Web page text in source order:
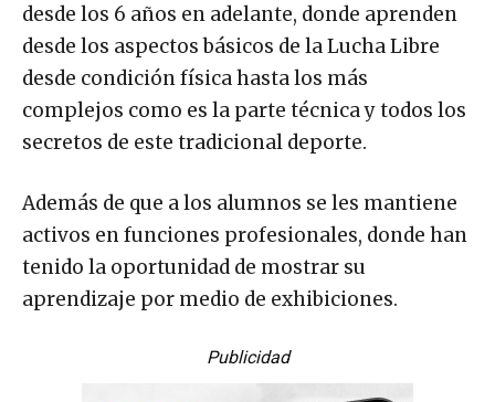
desde los 6 años en adelante, donde aprenden
desde los aspectos básicos de la Lucha Libre
desde condición física hasta los más
complejos como es la parte técnica y todos los
secretos de este tradicional deporte.
Además de que a los alumnos se les mantiene
activos en funciones profesionales, donde han
tenido la oportunidad de mostrar su
aprendizaje por medio de exhibiciones.
Publicidad